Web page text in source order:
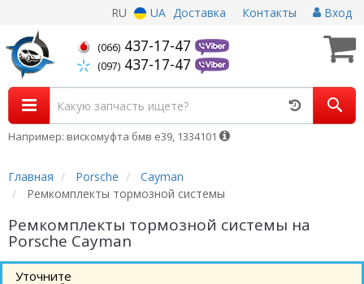
RU UA Доставка Контакты Вход
(066) 437-17-47
(097) 437-17-47
Например: вискомуфта бмв е39, 1334101
Главная Porsche
Cayman
Ремкомплекты тормозной системы
Ремкомплекты тормозной системы на
Porsche Cayman
Уточните